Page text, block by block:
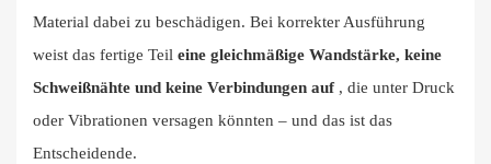
Material dabei zu beschädigen. Bei korrekter Ausführung
weist das fertige Teil eine gleichmäßige Wandstärke, keine
Schweißnähte und keine Verbindungen auf , die unter Druck
oder Vibrationen versagen könnten – und das ist das
Entscheidende.